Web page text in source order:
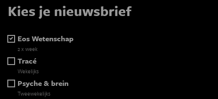
Kies je nieuwsbrief
Eos Wetenschap
2 x week
Tracé
Wekelijks
Psyche & brein
Tweewekelijks